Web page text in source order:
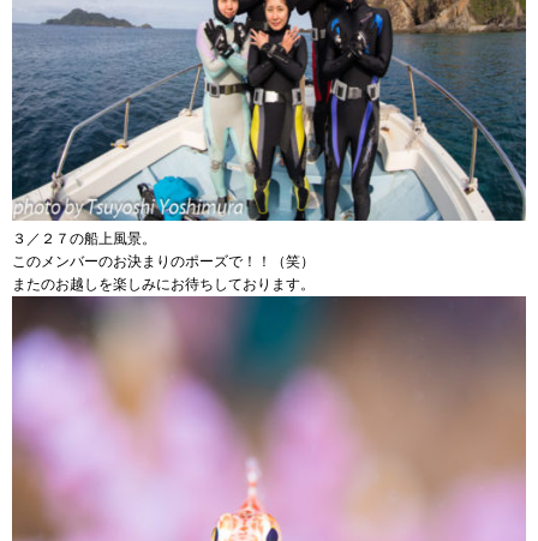
３／２７の船上風景。
このメンバーのお決まりのポーズで！！（笑）
またのお越しを楽しみにお待ちしております。